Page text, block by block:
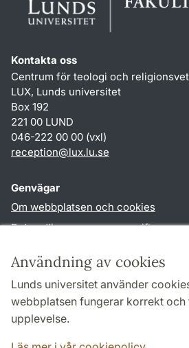
Användning av cookies
Lunds universitet använder
webbplatsen fungerar korrekt
upplevelse.
Kontakta oss
Centrum för teologi och
LUX, Lunds universitet
Box 192
221 00 LUND
046-222 00 00 (vxl)
reception@lux.lu.se
Genvägar
Om webbplatsen och cookies
Behandling av personuppgifter
TYPO3-login
Följ oss i sociala medier